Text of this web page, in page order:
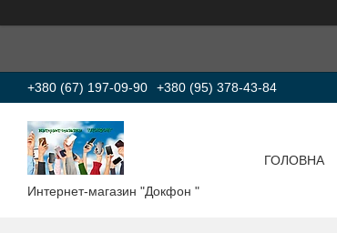
+380 (67) 197-09-90 +380 (95) 378-43-84
Интернет-магазин "Докфон "
ГОЛОВНА